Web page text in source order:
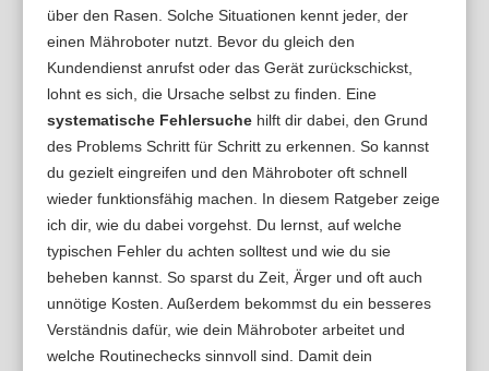
über den Rasen. Solche Situationen kennt jeder, der
einen Mähroboter nutzt. Bevor du gleich den
Kundendienst anrufst oder das Gerät zurückschickst,
lohnt es sich, die Ursache selbst zu finden. Eine
systematische Fehlersuche hilft dir dabei, den Grund
des Problems Schritt für Schritt zu erkennen. So kannst
du gezielt eingreifen und den Mähroboter oft schnell
wieder funktionsfähig machen. In diesem Ratgeber zeige
ich dir, wie du dabei vorgehst. Du lernst, auf welche
typischen Fehler du achten solltest und wie du sie
beheben kannst. So sparst du Zeit, Ärger und oft auch
unnötige Kosten. Außerdem bekommst du ein besseres
Verständnis dafür, wie dein Mähroboter arbeitet und
welche Routinechecks sinnvoll sind. Damit dein